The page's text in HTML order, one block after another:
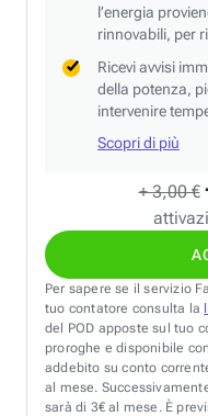
+ 3,00 €
l’energia
rinnovabili, per
Ricevi avvisi
della potenza,
intervenire
Scopri di più
Per sapere se il servizio
tuo contatore consulta la
del POD apposte sul tuo
proroghe e disponibile
addebito su conto
al mese.
sarà di 3€ al mese. È